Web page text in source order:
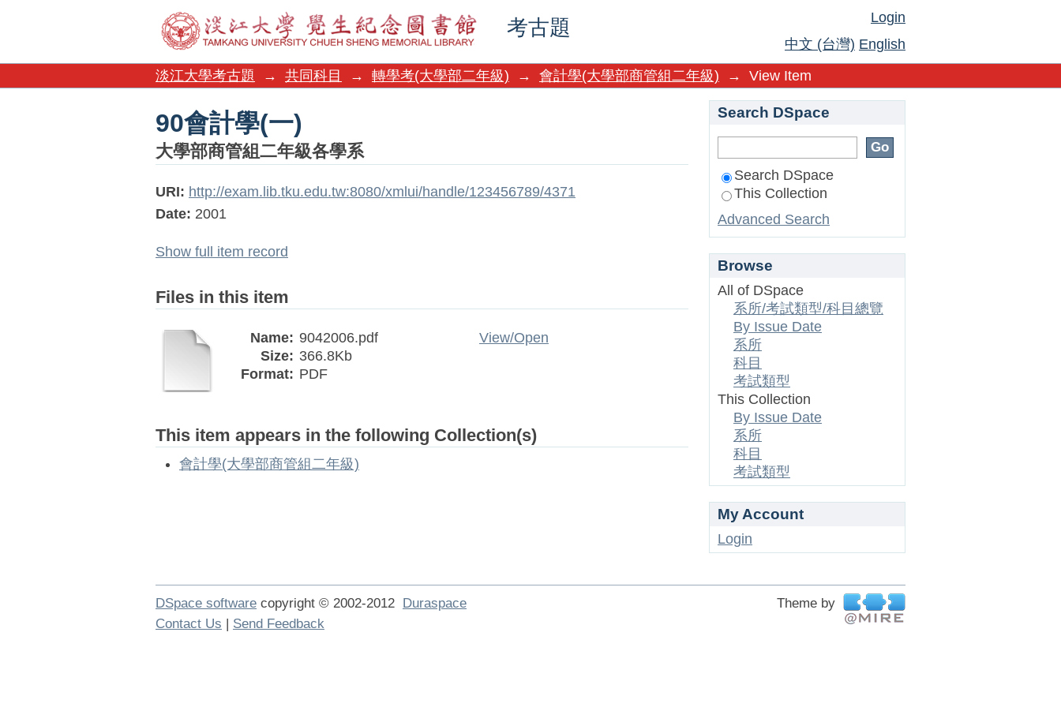
考古題
90會計學(一)
Login
中文 (台灣) English
淡江大學考古題
→ 共同科目 → 轉學考(大學部二年級) → 會計學(大學部商管組二年級) → View Item
90會計學(一)
大學部商管組二年級各學系
URI: http://exam.lib.tku.edu.tw:8080/xmlui/handle/123456789/4371
Date: 2001
Show full item record
Files in this item
Name: 9042006.pdf
Size: 366.8Kb
Format: PDF
View/Open
This item appears in the following Collection(s)
會計學(大學部商管組二年級)
Search DSpace
Search DSpace
This Collection
Advanced Search
Browse
All of DSpace
系所/考試類型/科目總覽
By Issue Date
系所
科目
考試類型
This Collection
By Issue Date
系所
科目
考試類型
My Account
Login
DSpace software copyright © 2002-2012 Duraspace
Theme by
Contact Us | Send Feedback